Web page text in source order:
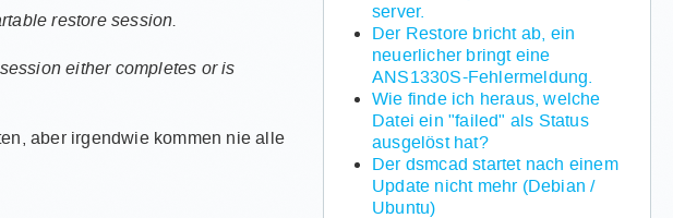
restore session.
either completes or is
aber irgendwie kommen nie alle
server.
Der Restore bricht ab, ein
neuerlicher bringt eine
ANS1330S-Fehlermeldung.
Wie finde ich heraus, welche
Datei ein "failed" als Status
ausgelöst hat?
Der dsmcad startet nach einem
Update nicht mehr (Debian /
Ubuntu)